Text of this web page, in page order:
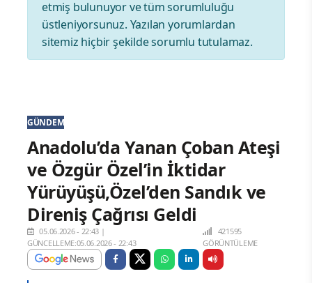
etmiş bulunuyor ve tüm sorumluluğu
üstleniyorsunuz. Yazılan yorumlardan
sitemiz hiçbir şekilde sorumlu tutulamaz.
GÜNDEM
Anadolu’da Yanan Çoban Ateşi
ve Özgür Özel’in İktidar
Yürüyüşü,Özel’den Sandık ve
Direniş Çağrısı Geldi
05.06.2026 - 22:43 |
GÜNCELLEME:05.06.2026 - 22:43
421595
GÖRÜNTÜLEME